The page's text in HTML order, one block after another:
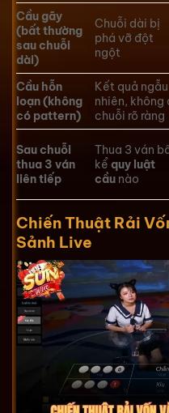
Cầu gãy
(bất thường
sau chuỗi
dài)
Chuỗi dài bị
phá vỡ đột
ngột
Cầu hỗn
loạn (không
có pattern)
Kết quả ngẫu
nhiên, không
chuỗi rõ ràng
Sau chuỗi
thua 3 ván
liên tiếp
Thua 3 ván
kể quy luật
cầunào
Chiến Thuật Rải
Sảnh Live